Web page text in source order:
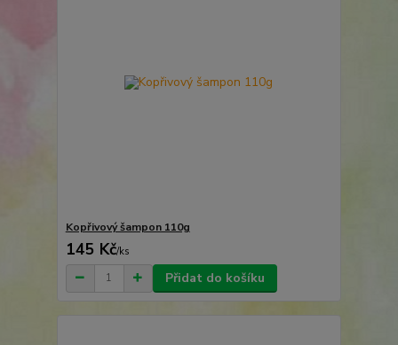
Kopřivový šampon 110g
145 Kč/ks
Přidat do košíku